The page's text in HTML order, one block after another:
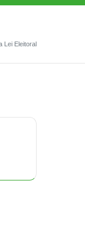
Lei Eleitoral